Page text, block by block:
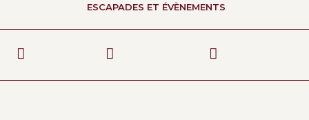
ESCAPADES ET ÉVÈNEMENTS